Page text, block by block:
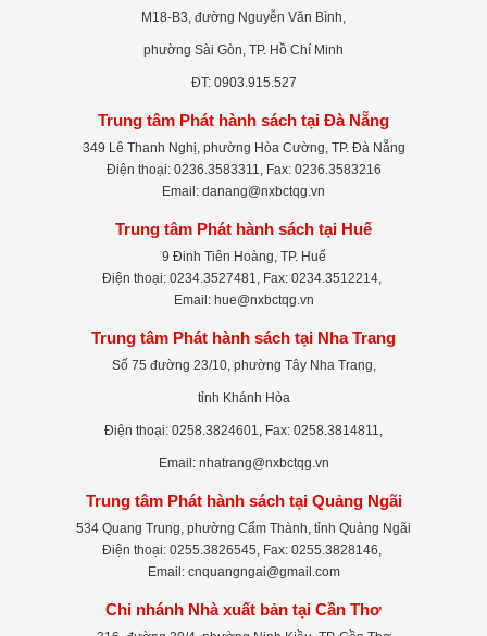
M18-B3, đường Nguyễn Văn Bình,
phường Sài Gòn, TP. Hồ Chí Minh
ĐT: 0903.915.527
Trung tâm Phát hành sách tại Đà Nẵng
349 Lê Thanh Nghị, phường Hòa Cường, TP. Đà Nẵng
Điện thoại: 0236.3583311, Fax: 0236.3583216
Email: danang@nxbctqg.vn
Trung tâm Phát hành sách tại Huế
9 Đinh Tiên Hoàng, TP. Huế
Điện thoại: 0234.3527481, Fax: 0234.3512214,
Email: hue@nxbctqg.vn
Trung tâm Phát hành sách tại Nha Trang
Số 75 đường 23/10, phường Tây Nha Trang,
tỉnh Khánh Hòa
Điện thoại: 0258.3824601, Fax: 0258.3814811,
Email: nhatrang@nxbctqg.vn
Trung tâm Phát hành sách tại Quảng Ngãi
534 Quang Trung, phường Cẩm Thành, tỉnh Quảng Ngãi
Điện thoại: 0255.3826545, Fax: 0255.3828146,
Email: cnquangngai@gmail.com
Chi nhánh Nhà xuất bản tại Cần Thơ